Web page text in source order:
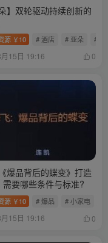
朵】双轮驱动持续创新的
源 ￥ 10 # 酒店 # 亚朵 # 奥
15日 19:16 0
爆品背后的蝶变》打造
需要哪些条件与标准?
源 ￥ 10 # 爆品 # 小家电
15日 19:16 0